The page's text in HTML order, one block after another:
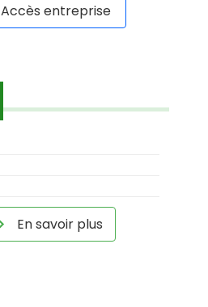
Accès entreprise
En savoir plus